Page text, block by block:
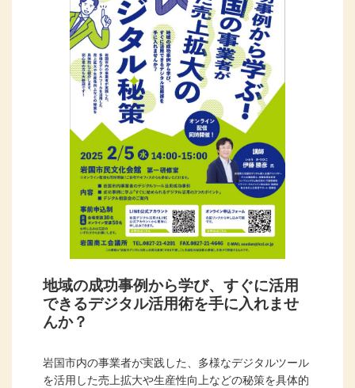
地域の成功事例から学び、すぐに活用
できるデジタル活用術を手に入れませ
んか？
岩国市内の事業者が実践した、多様なデジタルツール
を活用した売上拡大や生産性向上などの秘策を具体的